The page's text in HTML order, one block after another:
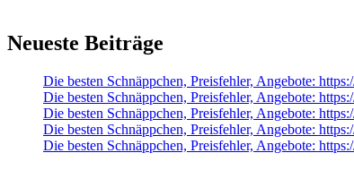
Neueste Beiträge
Die besten Schnäppchen, Preisfehler, Angebote:
Die besten Schnäppchen, Preisfehler, Angebote:
Die besten Schnäppchen, Preisfehler, Angebote:
Die besten Schnäppchen, Preisfehler, Angebote:
Die besten Schnäppchen, Preisfehler, Angebote: